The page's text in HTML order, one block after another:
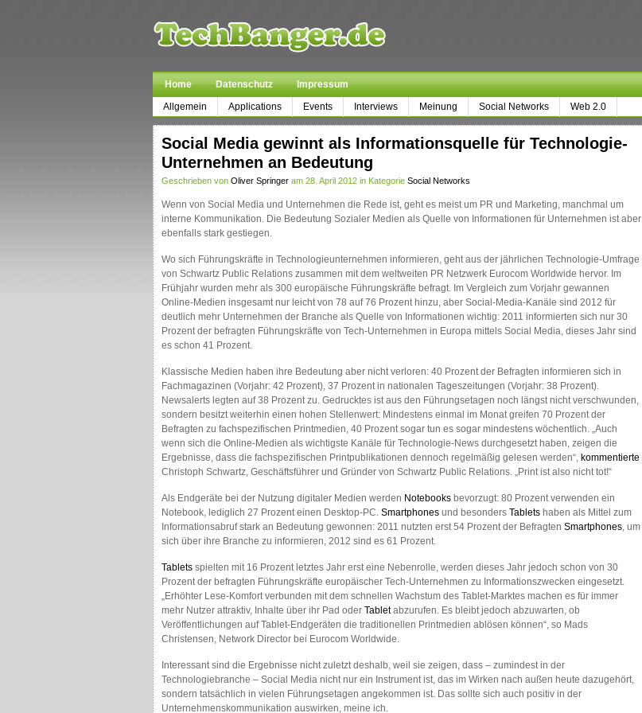
Home Datenschutz
Impressum
Allgemein
Applications Events Interviews Meinung Social Networks Web 2.0
Social Media gewinnt als Informationsquelle für Technologie-
Unternehmen an Bedeutung
Geschrieben von Oliver Springer am 28. April 2012 in Kategorie Social Networks
Wenn von Social Media und Unternehmen die Rede ist, geht es meist um PR und Marketing, manchmal um
interne Kommunikation. Die Bedeutung Sozialer Medien als Quelle von Informationen für Unternehmen ist aber
ebenfalls stark gestiegen.
Wo sich Führungskräfte in Technologieunternehmen informieren, geht aus der jährlichen Technologie-Umfrage
von Schwartz Public Relations zusammen mit dem weltweiten PR Netzwerk Eurocom Worldwide hervor. Im
Frühjahr wurden mehr als 300 europäische Führungskräfte befragt. Im Vergleich zum Vorjahr gewannen
Online-Medien insgesamt nur leicht von 78 auf 76 Prozent hinzu, aber Social-Media-Kanäle sind 2012 für
deutlich mehr Unternehmen der Branche als Quelle von Informationen wichtig: 2011 informierten sich nur 30
Prozent der befragten Führungskräfte von Tech-Unternehmen in Europa mittels Social Media, dieses Jahr sind
es schon 41 Prozent.
Klassische Medien haben ihre Bedeutung aber nicht verloren: 40 Prozent der Befragten informieren sich in
Fachmagazinen (Vorjahr: 42 Prozent), 37 Prozent in nationalen Tageszeitungen (Vorjahr: 38 Prozent).
Newsalerts legten auf 38 Prozent zu. Gedrucktes ist aus den Führungsetagen noch längst nicht verschwunden,
sondern besitzt weiterhin einen hohen Stellenwert: Mindestens einmal im Monat greifen 70 Prozent der
Befragten zu fachspezifischen Printmedien, 40 Prozent sogar tun es sogar mindestens wöchentlich. „Auch
wenn sich die Online-Medien als wichtigste Kanäle für Technologie-News durchgesetzt haben, zeigen die
Ergebnisse, dass die fachspezifischen Printpublikationen dennoch regelmäßig gelesen werden“, kommentierte
Christoph Schwartz, Geschäftsführer und Gründer von Schwartz Public Relations. „Print ist also nicht tot!“
Als Endgeräte bei der Nutzung digitaler Medien werden Notebooks bevorzugt: 80 Prozent verwenden ein
Notebook, lediglich 27 Prozent einen Desktop-PC. Smartphones und besonders Tablets haben als Mittel zum
Informationsabruf stark an Bedeutung gewonnen: 2011 nutzten erst 54 Prozent der Befragten Smartphones, um
sich über ihre Branche zu informieren, 2012 sind es 61 Prozent.
Tablets spielten mit 16 Prozent letztes Jahr erst eine Nebenrolle, werden dieses Jahr jedoch schon von 30
Prozent der befragten Führungskräfte europäischer Tech-Unternehmen zu Informationszwecken eingesetzt.
„Erhöhter Lese-Komfort verbunden mit dem schnellen Wachstum des Tablet-Marktes machen es für immer
mehr Nutzer attraktiv, Inhalte über ihr Pad oder Tabletabzurufen. Es bleibt jedoch abzuwarten, ob
Veröffentlichungen auf Tablet-Endgeräten die traditionellen Printmedien ablösen können“, so Mads
Christensen, Network Director bei Eurocom Worldwide.
Interessant sind die Ergebnisse nicht zuletzt deshalb, weil sie zeigen, dass – zumindest in der
Technologiebranche – Social Media nicht nur ein Instrument ist, das im Wirken nach außen heute dazugehört,
sondern tatsächlich in vielen Führungsetagen angekommen ist. Das sollte sich auch positiv in der
Unternehmenskommunikation auswirken, meine ich.